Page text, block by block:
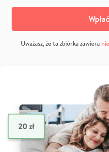
Uważasz, że ta zbiórka zawiera